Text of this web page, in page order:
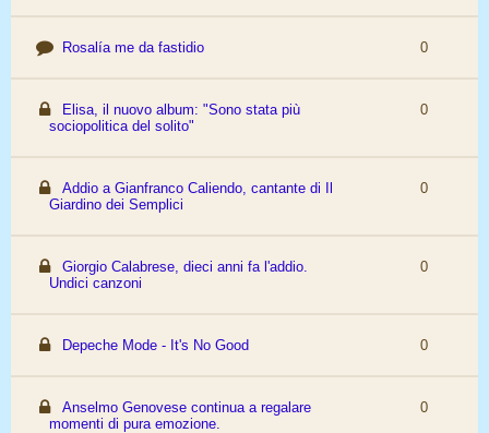
Rosalía me da fastidio 0
Elisa, il nuovo album: "Sono stata più
sociopolitica del solito"
0
Addio a Gianfranco Caliendo, cantante di Il
Giardino dei Semplici
0
Giorgio Calabrese, dieci anni fa l'addio.
Undici canzoni
0
Depeche Mode - It's No Good 0
Anselmo Genovese continua a regalare
momenti di pura emozione.
0